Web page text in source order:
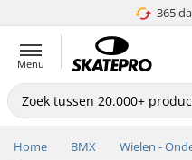
365
Menu
Home BMX Wielen -